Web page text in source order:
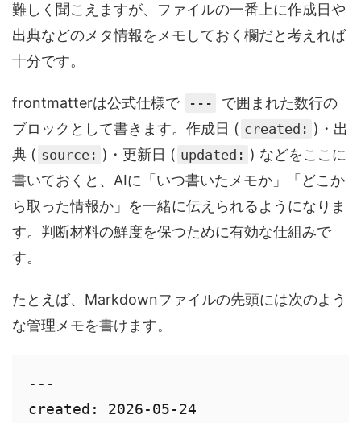
難しく聞こえますが、ファイルの一番上に作成日や
出典などのメタ情報をメモしておく欄だと考えれば
十分です。
frontmatterは公式仕様で ---
で囲まれた数行の
ブロックとして書きます。作成日 ( created: )・出
典 ( source: )・更新日 ( updated: ) などをここに
書いておくと、AIに「いつ書いたメモか」「どこか
ら取った情報か」を一緒に伝えられるようになりま
す。判断材料の鮮度を保つために有効な仕組みで
す。
たとえば、Markdownファイルの先頭には次のよう
な管理メモを書けます。
---
created: 2026-05-24